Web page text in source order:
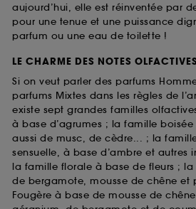
aujourd’hui, elle est réinventée par
pour une tenue et une puissance
parfum ou une eau de toilette !
LE CHARME DES NOTES OLFACTIVES
Si on veut parler des parfums
parfums Mixtes dans les règles de
existe sept grandes familles
à base d’agrumes ; la famille
aussi de musc, de cèdre... ; la
sensuelle, à base d’ambre et autres
la famille florale à base de fleurs ;
de bergamote, mousse de chêne et
Fougère à base de mousse de